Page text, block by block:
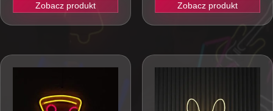
Zobacz produkt Zobacz produkt